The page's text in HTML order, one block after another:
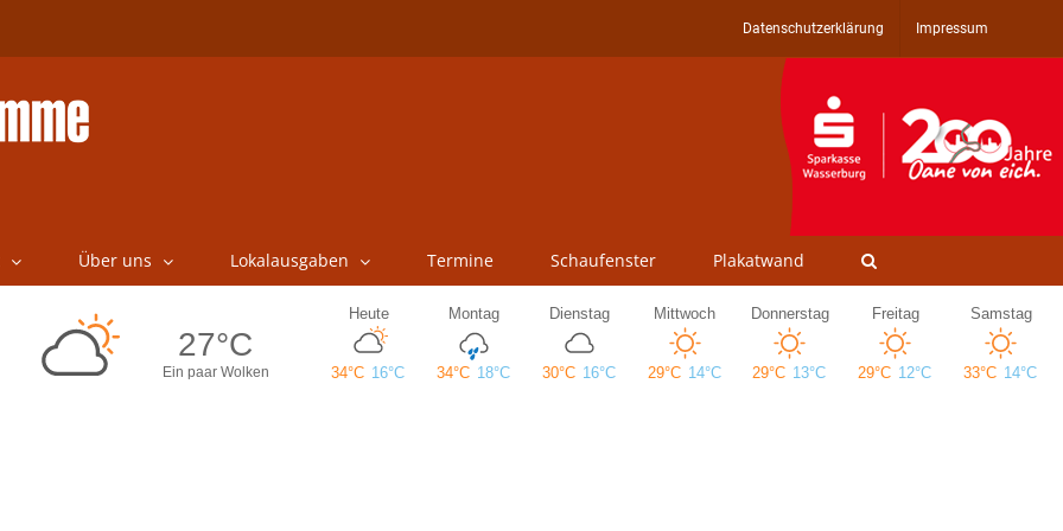
Datenschutzerklärung Impressum
Über uns Lokalausgaben Termine Schaufenster Plakatwand